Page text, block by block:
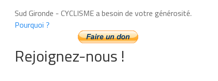
Sud Gironde - CYCLISME a besoin de votre générosité.
Pourquoi ?
Rejoignez-nous !